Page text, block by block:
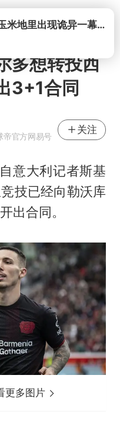
打开西平命案8天未破，玉米地里出现诡异一幕，我突然想起了欧金中
多想转投西
3+1合同
帝官方网易号
关注
意大利记者斯基
技已经向勒沃库
出合同。
更多图片